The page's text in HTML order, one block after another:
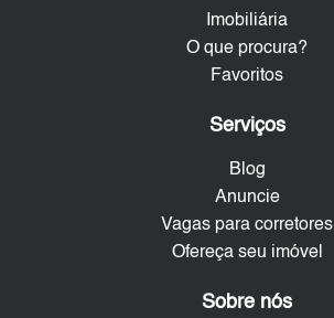
Imobiliária
O que procura?
Favoritos
Serviços
Blog
Anuncie
Vagas para corretores
Ofereça seu imóvel
Sobre nós